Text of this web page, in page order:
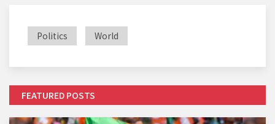
Politics World
FEATURED POSTS